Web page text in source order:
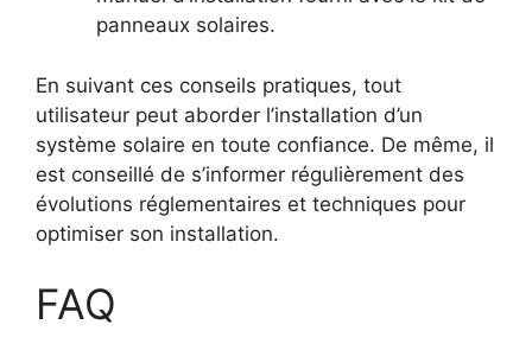
panneaux solaires.
En suivant ces conseils pratiques, tout
utilisateur peut aborder l’installation d’un
système solaire en toute confiance. De même, il
est conseillé de s’informer régulièrement des
évolutions réglementaires et techniques pour
optimiser son installation.
FAQ